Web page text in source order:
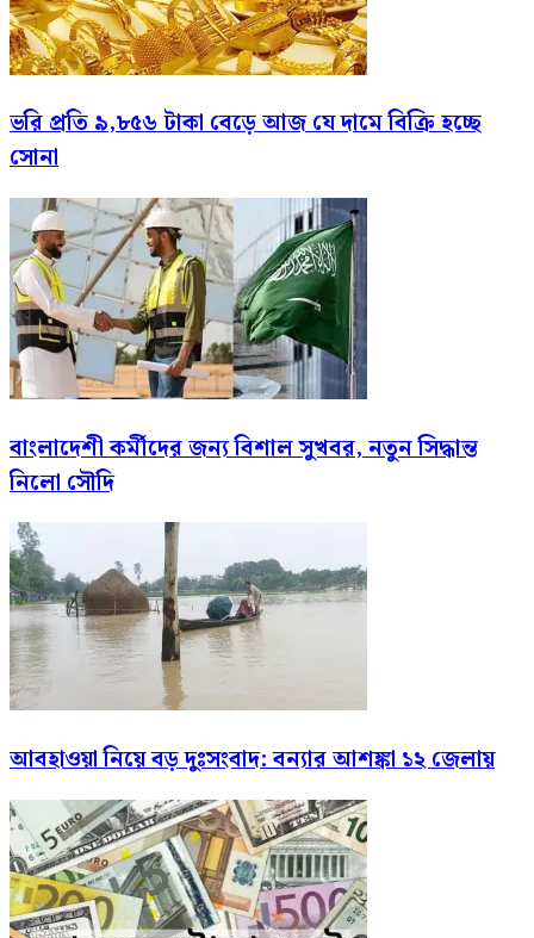
ভরি প্রতি ৯,৮৫৬ টাকা বেড়ে আজ যে দামে বিক্রি হচ্ছে
সোনা
বাংলাদেশী কর্মীদের জন্য বিশাল সুখবর, নতুন সিদ্ধান্ত
নিলো সৌদি
আবহাওয়া নিয়ে বড় দুঃসংবাদ: বন্যার আশঙ্কা ১২ জেলায়